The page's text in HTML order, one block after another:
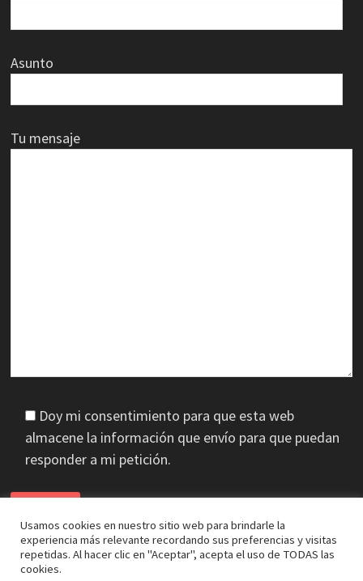
Asunto
Tu mensaje
Doy mi consentimiento para que esta web
almacene la información que envío para que puedan
responder a mi petición.
Usamos cookies en nuestro sitio web para brindarle la
experiencia más relevante recordando sus preferencias y visitas
repetidas. Al hacer clic en "Aceptar", acepta el uso de TODAS las
cookies.